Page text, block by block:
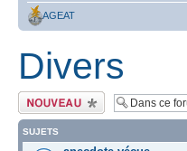
AGEAT
Divers
Écrire un nouveau
sujet
SUJETS